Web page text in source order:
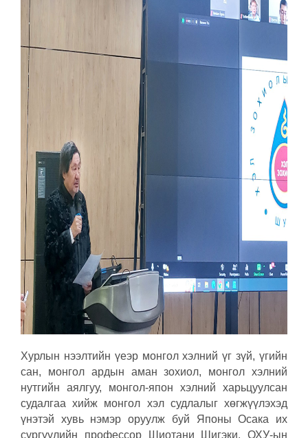
Хурлын нээлтийн үеэр монгол хэлний үг зүй, үгийн
сан, монгол ардын аман зохиол, монгол хэлний
нутгийн аялгуу, монгол-япон хэлний харьцуулсан
судалгаа хийж монгол хэл судлалыг хөгжүүлэхэд
үнэтэй хувь нэмэр оруулж буй Японы Осака их
сургуулийн профессор Шиотани Шигэки, ОХУ-ын